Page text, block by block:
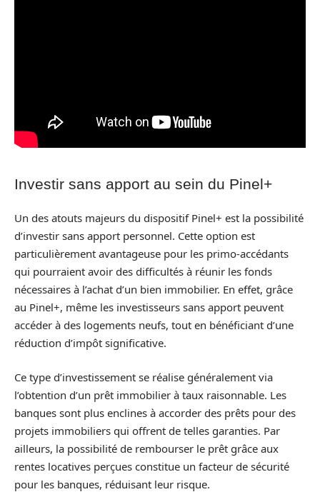
Investir sans apport au sein du Pinel+
Un des atouts majeurs du dispositif Pinel+ est la possibilité
d’investir sans apport personnel. Cette option est
particulièrement avantageuse pour les primo-accédants
qui pourraient avoir des difficultés à réunir les fonds
nécessaires à l’achat d’un bien immobilier. En effet, grâce
au Pinel+, même les investisseurs sans apport peuvent
accéder à des logements neufs, tout en bénéficiant d’une
réduction d’impôt significative.
Ce type d’investissement se réalise généralement via
l’obtention d’un prêt immobilier à taux raisonnable. Les
banques sont plus enclines à accorder des prêts pour des
projets immobiliers qui offrent de telles garanties. Par
ailleurs, la possibilité de rembourser le prêt grâce aux
rentes locatives perçues constitue un facteur de sécurité
pour les banques, réduisant leur risque.